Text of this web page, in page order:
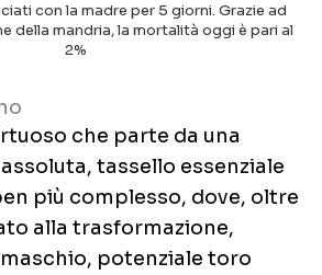
con la madre per 5 giorni. Grazie ad
della mandria, la mortalità oggi è pari al
2%
che parte da una
tassello essenziale
più complesso, dove, oltre
alla trasformazione,
potenziale toro